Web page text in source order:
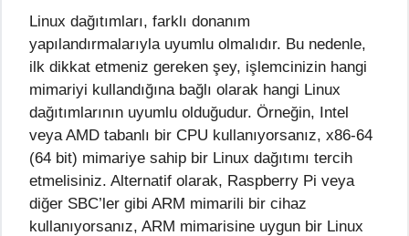
Linux dağıtımları, farklı donanım
yapılandırmalarıyla uyumlu olmalıdır. Bu nedenle,
ilk dikkat etmeniz gereken şey, işlemcinizin hangi
mimariyi kullandığına bağlı olarak hangi Linux
dağıtımlarının uyumlu olduğudur. Örneğin, Intel
veya AMD tabanlı bir CPU kullanıyorsanız, x86-64
(64 bit) mimariye sahip bir Linux dağıtımı tercih
etmelisiniz. Alternatif olarak, Raspberry Pi veya
diğer SBC’ler gibi ARM mimarili bir cihaz
kullanıyorsanız, ARM mimarisine uygun bir Linux